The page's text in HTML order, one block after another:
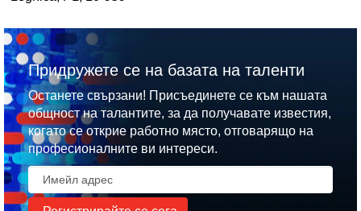
Придружете се на базата на таленти
Останете свързани! Присъединете се към нашата
общност на талантите, за да получавате известия,
когато се открие работно място, отговарящо на
професионалните ви интереси.